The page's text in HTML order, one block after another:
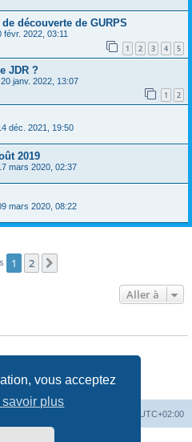
vous acceptez
savoir plus
découverte de GURPS
févr. 2022, 03:11
1 2 3 4 5
JDR ?
20 janv. 2022, 13:07
1 2
déc. 2021, 19:50
2019
mars 2020, 02:37
mars 2020, 08:22
1 2
Aller à
UTC+02:00